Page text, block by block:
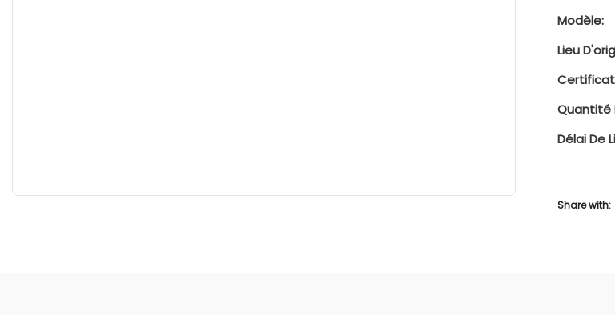
Modèle:
Lieu
Quantité
Délai De
Share with: